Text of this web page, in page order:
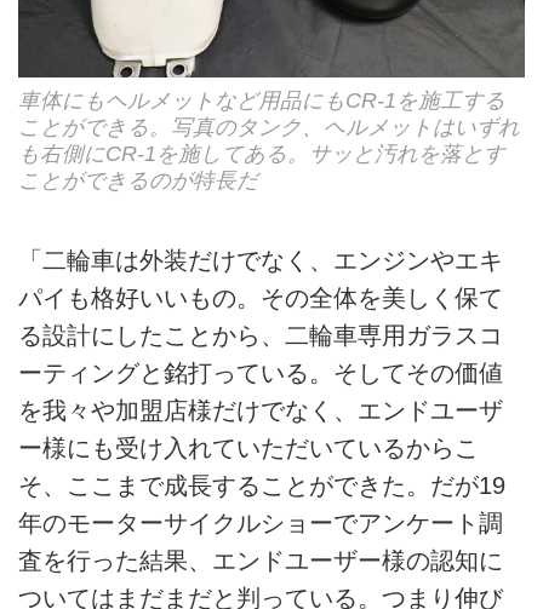
車体にもヘルメットなど用品にもCR-1を施工する
ことができる。写真のタンク、ヘルメットはいずれ
も右側にCR-1を施してある。サッと汚れを落とす
ことができるのが特長だ
「二輪車は外装だけでなく、エンジンやエキ
パイも格好いいもの。その全体を美しく保て
る設計にしたことから、二輪車専用ガラスコ
ーティングと銘打っている。そしてその価値
を我々や加盟店様だけでなく、エンドユーザ
ー様にも受け入れていただいているからこ
そ、ここまで成長することができた。だが19
年のモーターサイクルショーでアンケート調
査を行った結果、エンドユーザー様の認知に
ついてはまだまだと判っている。つまり伸び